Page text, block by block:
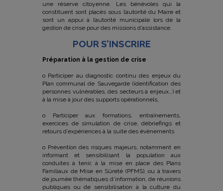
une réserve citoyenne. Les bénévoles qui la
constituent sont placés sous l’autorité du Maire et
sont un appui à l’autorité municipale lors de la
gestion de crise pour des missions d’assistance.
POUR S’INSCRIRE
Préparation à la gestion de crise
o Participer au diagnostic continu des enjeux du
Plan communal de Sauvegarde (identification des
personnes vulnérables, des secteurs à enjeux…) et
à la mise à jour des supports opérationnels,
o Participer aux formations, entraînements,
exercices de simulation de crise, débriefings et
retours d’expériences à la suite des évènements
o Prévention des risques majeurs, notamment en
informant et sensibilisant la population aux
conduites à tenir, à la mise en place des Plans
Familiaux de Mise en Sûreté (PFMS), ou à travers
de journée thématiques d’information, de réunions
publiques ou de sensibilisation à la culture du